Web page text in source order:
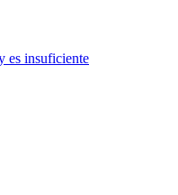
es insuficiente